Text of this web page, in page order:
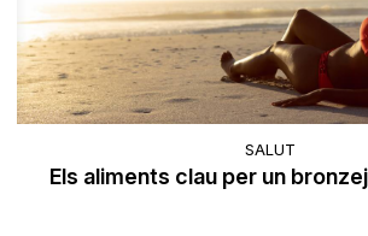
SALUT
Els aliments clau per un